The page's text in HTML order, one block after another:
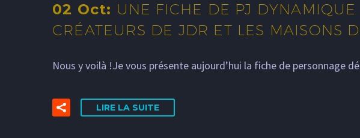
02 Oct: UNE FICHE DE PJ DYNAMIQUE
CRÉATEURS DE JDR ET LES MAISONS
Nous y voilà !Je vous présente aujourd’hui la fiche de personnage
LIRE LA SUITE